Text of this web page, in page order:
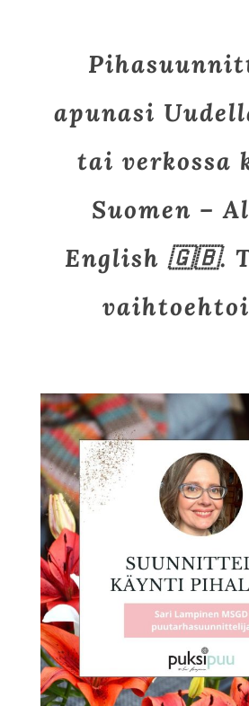
apunasi
tai verkossa
Suomen –
English 🇬🇧.